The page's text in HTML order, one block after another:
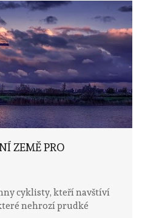
ZEMĚ PRO
cyklisty, kteří navštíví
nehrozí prudké